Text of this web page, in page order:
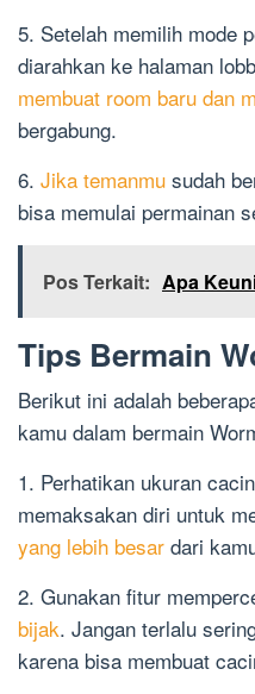
5. Setelah memilih mode
diarahkan ke halaman
membuat room baru dan
bergabung.
6. Jika temanmu sudah
bisa memulai permainan
Pos Terkait: Apa
Tips Bermain
Berikut ini adalah
kamu dalam bermain
1. Perhatikan ukuran
memaksakan diri untuk
yang lebih besar dari
2. Gunakan fitur
bijak. Jangan terlalu
karena bisa membuat